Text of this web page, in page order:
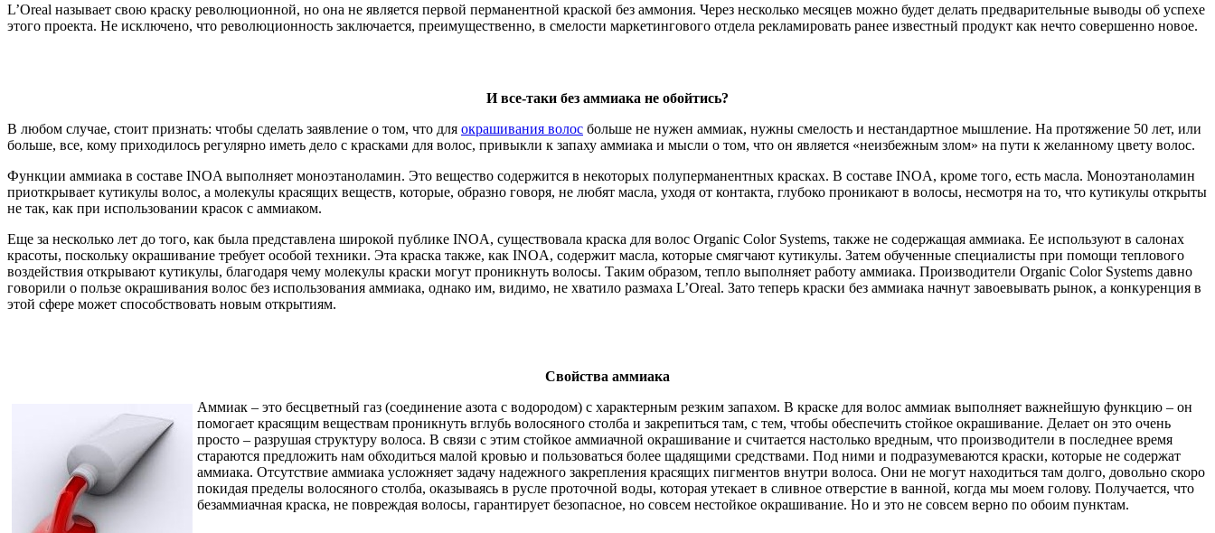
L’Oreal называет свою краску революционной, но она не является первой перманентной краской без аммония. Через несколько месяцев можно будет делать предварительные выводы об успехе
этого проекта. Не исключено, что революционность заключается, преимущественно, в смелости маркетингового отдела рекламировать ранее известный продукт как нечто совершенно новое.
И все-таки без аммиака не обойтись?
В любом случае, стоит признать: чтобы сделать заявление о том, что для окрашивания волос больше не нужен аммиак, нужны смелость и нестандартное мышление. На протяжение 50 лет, или
больше, все, кому приходилось регулярно иметь дело с красками для волос, привыкли к запаху аммиака и мысли о том, что он является «неизбежным злом» на пути к желанному цвету волос.
Функции аммиака в составе INOA выполняет моноэтаноламин. Это вещество содержится в некоторых полуперманентных красках. В составе INOA, кроме того, есть масла. Моноэтаноламин
приоткрывает кутикулы волос, а молекулы красящих веществ, которые, образно говоря, не любят масла, уходя от контакта, глубоко проникают в волосы, несмотря на то, что кутикулы открыты
не так, как при использовании красок с аммиаком.
Еще за несколько лет до того, как была представлена широкой публике INOA, существовала краска для волос Organic Color Systems, также не содержащая аммиака. Ее используют в салонах
красоты, поскольку окрашивание требует особой техники. Эта краска также, как INOA, содержит масла, которые смягчают кутикулы. Затем обученные специалисты при помощи теплового
воздействия открывают кутикулы, благодаря чему молекулы краски могут проникнуть волосы. Таким образом, тепло выполняет работу аммиака. Производители Organic Color Systems давно
говорили о пользе окрашивания волос без использования аммиака, однако им, видимо, не хватило размаха L’Oreal. Зато теперь краски без аммиака начнут завоевывать рынок, а конкуренция в
этой сфере может способствовать новым открытиям.
Свойства аммиака
Аммиак – это бесцветный газ (соединение азота с водородом) с характерным резким запахом. В краске для волос аммиак выполняет важнейшую функцию – он
помогает красящим веществам проникнуть вглубь волосяного столба и закрепиться там, с тем, чтобы обеспечить стойкое окрашивание. Делает он это очень
просто – разрушая структуру волоса. В связи с этим стойкое аммиачной окрашивание и считается настолько вредным, что производители в последнее время
стараются предложить нам обходиться малой кровью и пользоваться более щадящими средствами. Под ними и подразумеваются краски, которые не содержат
аммиака. Отсутствие аммиака усложняет задачу надежного закрепления красящих пигментов внутри волоса. Они не могут находиться там долго, довольно скоро
покидая пределы волосяного столба, оказываясь в русле проточной воды, которая утекает в сливное отверстие в ванной, когда мы моем голову. Получается, что
безаммиачная краска, не повреждая волосы, гарантирует безопасное, но совсем нестойкое окрашивание. Но и это не совсем верно по обоим пунктам.